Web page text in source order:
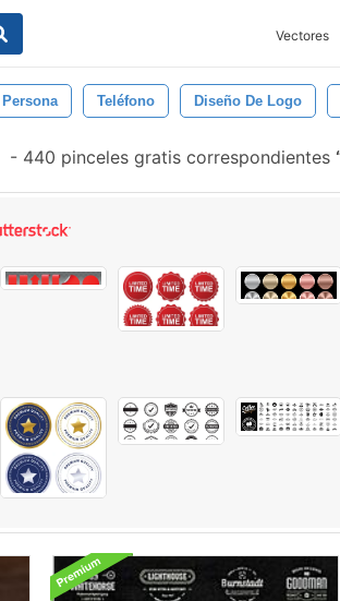
Vectores
Persona Teléfono Diseño De Logo
- 440 pinceles gratis correspondientes